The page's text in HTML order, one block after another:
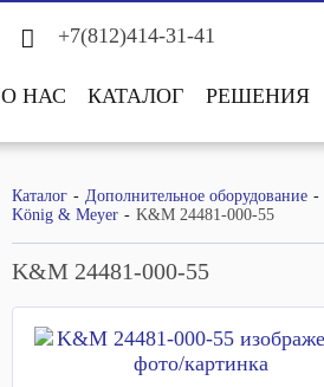
+7(812)414-31-41
О НАС КАТАЛОГ РЕШЕНИЯ
Каталог Дополнительное оборудование
König & Meyer
K&M 24481-000-55
K&M 24481-000-55